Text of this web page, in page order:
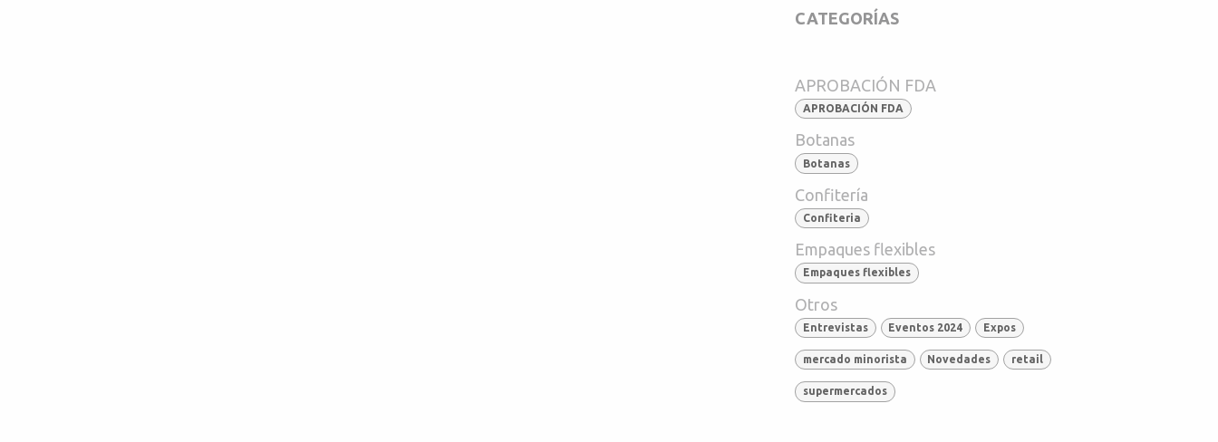
CATEGORÍAS
APROBACIÓN FDA
APROBACIÓN FDA
Botanas
Botanas
Confitería
Confiteria
Empaques flexibles
Empaques flexibles
Otros
Entrevistas Eventos 2024 Expos
mercado minorista Novedades retail
supermercados